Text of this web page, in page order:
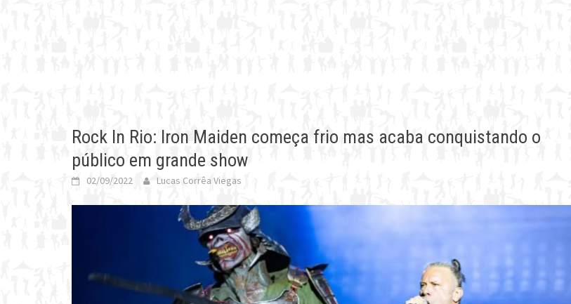
Rock In Rio: Iron Maiden começa frio mas acaba conquistando o
público em grande show
02/09/2022 Lucas Corrêa Viegas